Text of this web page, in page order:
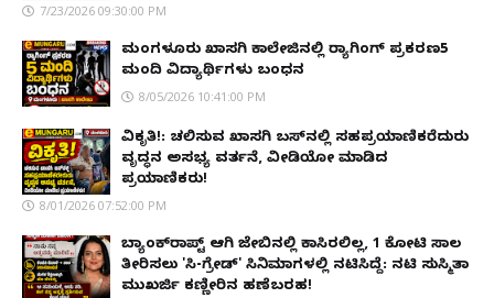
7/23/2026 09:30:00 PM
ಮಂಗಳೂರು ಖಾಸಗಿ ಕಾಲೇಜಿನಲ್ಲಿ ರ‌್ಯಾಗಿಂಗ್ ಪ್ರಕರಣ5
ಮಂದಿ ವಿದ್ಯಾರ್ಥಿಗಳು ಬಂಧನ
8/05/2026 10:41:00 PM
ವಿಕೃತಿ!: ಚಲಿಸುವ ಖಾಸಗಿ ಬಸ್‌ನಲ್ಲಿ ಸಹಪ್ರಯಾಣಿಕರೆದುರು
ವೃದ್ಧನ ಅಸಭ್ಯ ವರ್ತನೆ, ವೀಡಿಯೋ ಮಾಡಿದ
ಪ್ರಯಾಣಿಕರು!
8/01/2026 07:52:00 PM
ಬ್ಯಾಂಕ್‌ರಾಪ್ಟ್‌ ಆಗಿ ಜೇಬಿನಲ್ಲಿ ಕಾಸಿರಲಿಲ್ಲ, ₹1 ಕೋಟಿ ಸಾಲ
ತೀರಿಸಲು 'ಸಿ-ಗ್ರೇಡ್' ಸಿನಿಮಾಗಳಲ್ಲಿ ನಟಿಸಿದ್ದೆ: ನಟಿ ಸುಸ್ಮಿತಾ
ಮುಖರ್ಜಿ ಕಣ್ಣೀರಿನ ಹಣೆಬರಹ!